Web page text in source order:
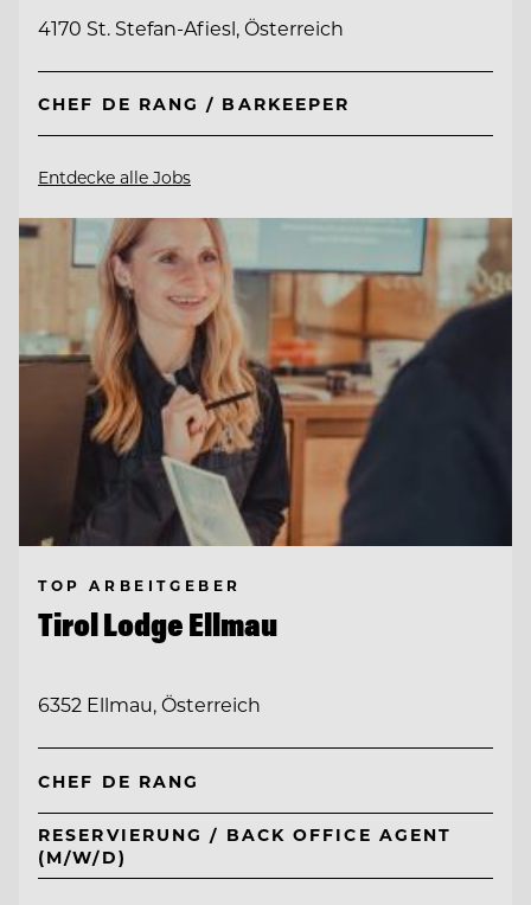
4170 St. Stefan-Afiesl, Österreich
CHEF DE RANG / BARKEEPER
Entdecke alle Jobs
TOP ARBEITGEBER
Tirol Lodge Ellmau
6352 Ellmau, Österreich
CHEF DE RANG
RESERVIERUNG / BACK OFFICE AGENT
(M/W/D)